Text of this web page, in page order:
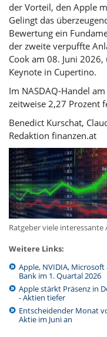
der Vorteil, den Apple
Gelingt das
Bewertung ein
der zweite verpuffte
Cook am 08. Juni
Keynote in Cupertino.
Im NASDAQ-Handel
zeitweise 2,27 Prozent
Benedict Kurschat,
Redaktion finanzen.at
Ratgeber viele interessante
Weitere Links:
Apple, NVIDIA, Microsoft
Bank im 1. Quartal 2026
Apple stärkt Präsenz in
- Aktien tiefer
Entscheidender Monat
Aktie im Juni an